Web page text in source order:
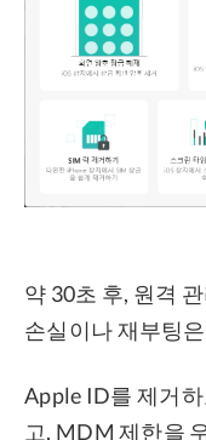
약 30초 후, 원격
손실이나 재부팅
Apple ID를 제거
고, MDM 제한을